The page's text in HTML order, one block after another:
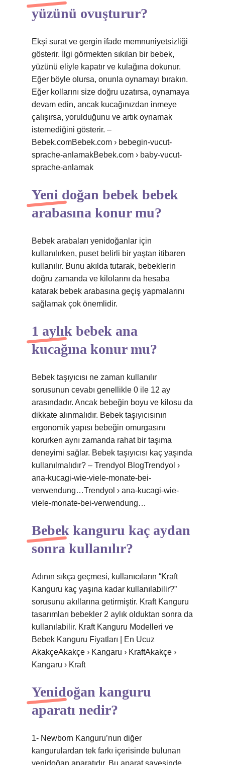
yüzünü ovuşturur?
Ekşi surat ve gergin ifade memnuniyetsizliği
gösterir. İlgi görmekten sıkılan bir bebek,
yüzünü eliyle kapatır ve kulağına dokunur.
Eğer böyle olursa, onunla oynamayı bırakın.
Eğer kollarını size doğru uzatırsa, oynamaya
devam edin, ancak kucağınızdan inmeye
çalışırsa, yorulduğunu ve artık oynamak
istemediğini gösterir. –
Bebek.comBebek.com › bebegin-vucut-
sprache-anlamakBebek.com › baby-vucut-
sprache-anlamak
Yeni doğan bebek bebek
arabasına konur mu?
Bebek arabaları yenidoğanlar için
kullanılırken, puset belirli bir yaştan itibaren
kullanılır. Bunu akılda tutarak, bebeklerin
doğru zamanda ve kilolarını da hesaba
katarak bebek arabasına geçiş yapmalarını
sağlamak çok önemlidir.
1 aylık bebek ana
kucağına konur mu?
Bebek taşıyıcısı ne zaman kullanılır
sorusunun cevabı genellikle 0 ile 12 ay
arasındadır. Ancak bebeğin boyu ve kilosu da
dikkate alınmalıdır. Bebek taşıyıcısının
ergonomik yapısı bebeğin omurgasını
korurken aynı zamanda rahat bir taşıma
deneyimi sağlar. Bebek taşıyıcısı kaç yaşında
kullanılmalıdır? – Trendyol BlogTrendyol ›
ana-kucagi-wie-viele-monate-bei-
verwendung…Trendyol › ana-kucagi-wie-
viele-monate-bei-verwendung…
Bebek kanguru kaç aydan
sonra kullanılır?
Adının sıkça geçmesi, kullanıcıların “Kraft
Kanguru kaç yaşına kadar kullanılabilir?”
sorusunu akıllarına getirmiştir. Kraft Kanguru
tasarımları bebekler 2 aylık olduktan sonra da
kullanılabilir. Kraft Kanguru Modelleri ve
Bebek Kanguru Fiyatları | En Ucuz
AkakçeAkakçe › Kangaru › KraftAkakçe ›
Kangaru › Kraft
Yenidoğan kanguru
aparatı nedir?
1- Newborn Kanguru’nun diğer
kangurulardan tek farkı içerisinde bulunan
yenidoğan aparatıdır. Bu aparat sayesinde